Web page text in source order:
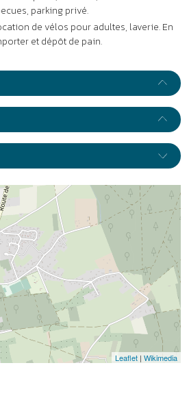
Leaflet|Wikimedia
d’infos surwww.sncf-connect.com
à Yainville : ligne 530, arrêt Yainville